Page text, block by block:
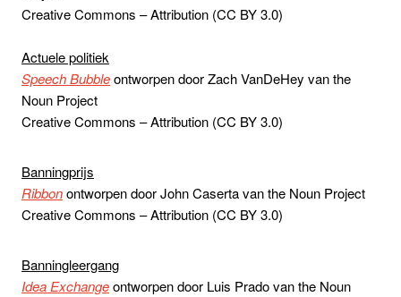
Creative Commons – Attribution (CC BY 3.0)
Actuele politiek
Speech Bubbleontworpen door Zach VanDeHey van the
Noun Project
Creative Commons – Attribution (CC BY 3.0)
Banningprijs
Ribbonontworpen door John Caserta van the Noun Project
Creative Commons – Attribution (CC BY 3.0)
Banningleergang
Idea Exchangeontworpen door Luis Prado van the Noun